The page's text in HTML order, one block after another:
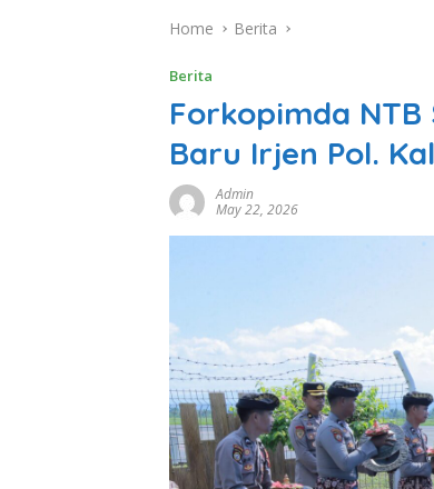
Home Berita
Berita
Forkopimda
Baru Irjen Pol.
Admin
May 22, 2026